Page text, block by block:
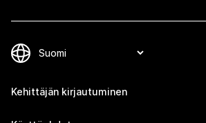
Kehittäjän kirjautuminen